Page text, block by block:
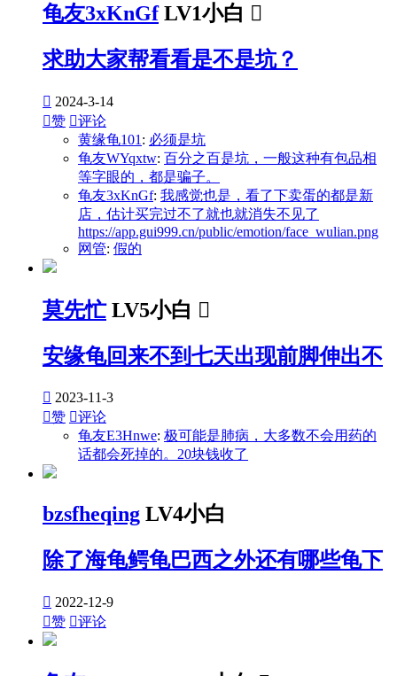
龟友3xKnGf LV1小白 
求助大家帮看看是不是坑？
 2024-3-14
赞 评论
黄缘龟101 : 必须是坑
龟友WYqxtw: 百分之百是坑，一般这种有包品相
等字眼的，都是骗子。
龟友3xKnGf: 我感觉也是，看了下卖蛋的都是新
店，估计买完过不了就也就消失不见了
https://app.gui999.cn/public/emotion/face_wulian.png
网管: 假的
莫先忙 LV5小白 
安缘龟回来不到七天出现前脚伸出不
 2023-11-3
赞 评论
龟友E3Hnwe: 极可能是肺病，大多数不会用药的
话都会死掉的。20块钱收了
bzsfheqing LV4小白
除了海龟鳄龟巴西之外还有哪些龟下
 2022-12-9
赞 评论